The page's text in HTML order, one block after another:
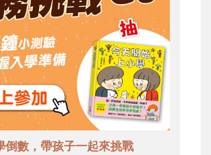
倒數，帶孩子一起來挑戰